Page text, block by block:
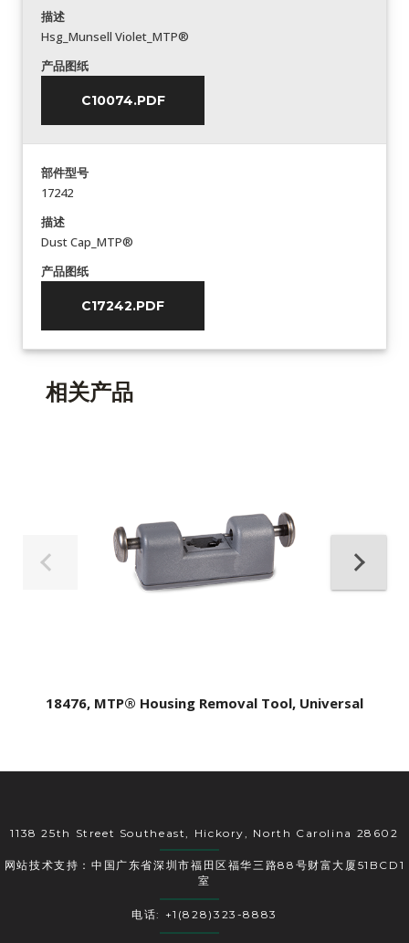
描述
Hsg_Munsell Violet_MTP®
产品图纸
C10074.PDF
部件型号
17242
描述
Dust Cap_MTP®
产品图纸
C17242.PDF
相关产品
18476, MTP® Housing Removal Tool, Universal
1138 25th Street Southeast, Hickory, North Carolina 28602
网站技术支持：中国广东省深圳市福田区福华三路88号财富大厦51BCD1
室
电话: +1(828)323-8883